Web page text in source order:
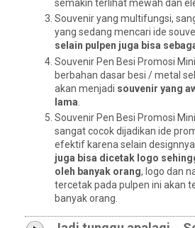
semakin terlihat mewah dan
Souvenir yang multifungsi,
yang sedang mencari ide
selain pulpen juga bisa
Souvenir Pen Besi Promosi
berbahan dasar besi / metal
akan menjadi souvenir yang
lama
Souvenir Pen Besi Promosi
sangat cocok dijadikan ide
efektif karena selain
juga bisa dicetak logo
oleh banyak orang, logo dan
tercetak pada pulpen ini akan
banyak orang.